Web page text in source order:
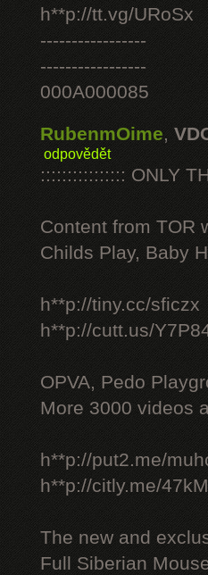
h**p://tt.vg/URoSx
-----------------
-----------------
000A000085
RubenmOime,
odpovědět
:::::::::::::::: ONLY
Content from TOR
Childs Play, Baby
h**p://tiny.cc/sficzx
h**p://cutt.us/
OPVA, Pedo
More 3000 videos
h**p://put2.me/
h**p://citly.me/
The new and
Full Siberian